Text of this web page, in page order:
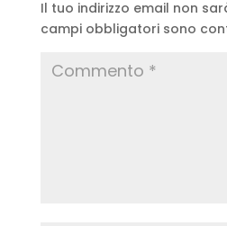
Il tuo indirizzo email non
campi obbligatori sono